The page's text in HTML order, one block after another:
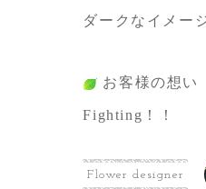
ダークなイメー
お客様の想い
Fighting！！
Flower designer